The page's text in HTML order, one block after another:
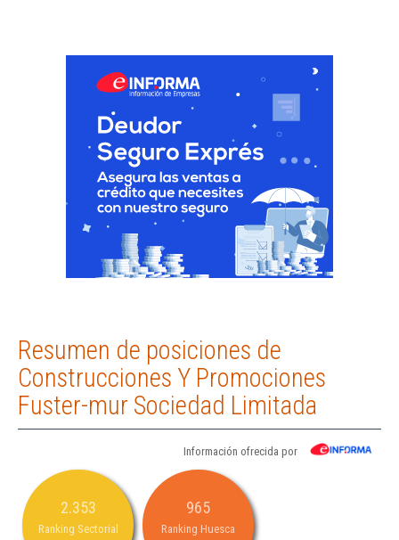
Resumen de posiciones de
Construcciones Y Promociones
Fuster-mur Sociedad Limitada
Información ofrecida por
2.353
Ranking Sectorial
965
Ranking Huesca